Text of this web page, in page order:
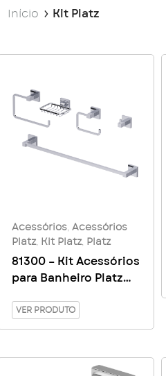
Início Kit Platz
Acessórios, Acessórios
Platz, Kit Platz, Platz
81300 – Kit Acessórios
para Banheiro Platz
VER PRODUTO